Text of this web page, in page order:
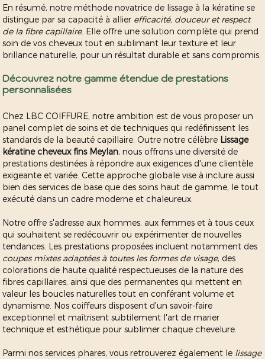
En résumé, notre méthode novatrice de lissage à la kératine se
distingue par sa capacité à allier efficacité, douceur et respect
de la fibre capillaire. Elle offre une solution complète qui prend
soin de vos cheveux tout en sublimant leur texture et leur
brillance naturelle, pour un résultat durable et sans compromis.
Découvrez notre gamme étendue de prestations
personnalisées
Chez LBC COIFFURE, notre ambition est de vous proposer un
panel complet de soins et de techniques qui redéfinissent les
standards de la beauté capillaire. Outre notre célèbre Lissage
kératine cheveux fins Meylan, nous offrons une diversité de
prestations destinées à répondre aux exigences d'une clientèle
exigeante et variée. Cette approche globale vise à inclure aussi
bien des services de base que des soins haut de gamme, le tout
exécuté dans un cadre moderne et chaleureux.
Notre offre s'adresse aux hommes, aux femmes et à tous ceux
qui souhaitent se redécouvrir ou expérimenter de nouvelles
tendances. Les prestations proposées incluent notamment des
coupes mixtes adaptées à toutes les formes de visage, des
colorations de haute qualité respectueuses de la nature des
fibres capillaires, ainsi que des permanentes qui mettent en
valeur les boucles naturelles tout en conférant volume et
dynamisme. Nos coiffeurs disposent d'un savoir-faire
exceptionnel et maîtrisent subtilement l'art de marier
technique et esthétique pour sublimer chaque chevelure.
Parmi nos services phares, vous retrouverez également le lissage